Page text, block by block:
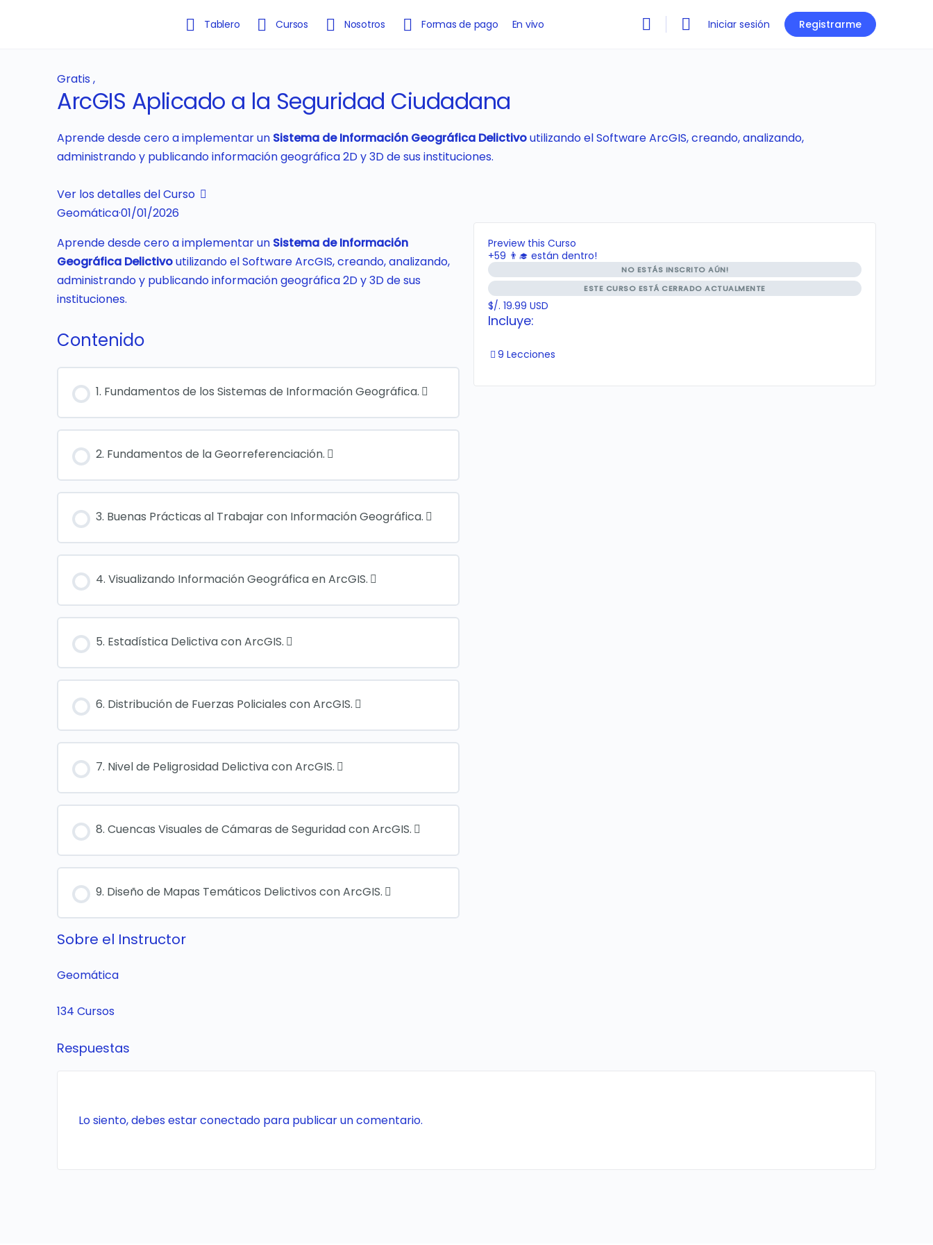
Tablero Cursos Nosotros Formas de pago En vivo Iniciar sesión Registrarme
Gratis ,
ArcGIS Aplicado a la Seguridad Ciudadana
Aprende desde cero a implementar un Sistema de Información Geográfica Delictivoutilizando el Software ArcGIS, creando, analizando,
administrando y publicando información geográfica 2D y 3D de sus instituciones.
Ver los detalles del Curso
Geomática·01/01/2026
Aprende desde cero a implementar un Sistema de Información
Geográfica Delictivoutilizando el Software ArcGIS, creando, analizando,
administrando y publicando información geográfica 2D y 3D de sus
instituciones.
Contenido
1. Fundamentos de los Sistemas de Información Geográfica.
2. Fundamentos de la Georreferenciación.
3. Buenas Prácticas al Trabajar con Información Geográfica.
4. Visualizando Información Geográfica en ArcGIS.
5. Estadística Delictiva con ArcGIS.
6. Distribución de Fuerzas Policiales con ArcGIS.
7. Nivel de Peligrosidad Delictiva con ArcGIS.
8. Cuencas Visuales de Cámaras de Seguridad con ArcGIS.
9. Diseño de Mapas Temáticos Delictivos con ArcGIS.
Sobre el Instructor
Geomática
134 Cursos
Preview this Curso
+59 👨‍🎓 están dentro!
NO ESTÁS INSCRITO AÚN!
ESTE CURSO ESTÁ CERRADO ACTUALMENTE
$/. 19.99 USD
Incluye:
9 Lecciones
Respuestas
Lo siento, debes estarconectado para publicar un comentario.